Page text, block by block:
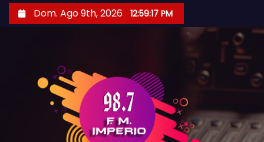
Dom. Ago 9th, 2026 12:59:19 PM